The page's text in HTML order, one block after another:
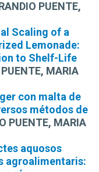
PUENTE,
Scaling of a
Lemonade:
to Shelf-Life
MARIA
con malta de
métodos de
PUENTE, MARIA
aquosos
agroalimentaris: